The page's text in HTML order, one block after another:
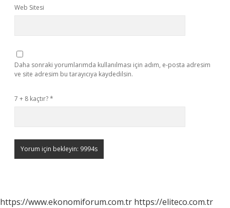
Web Sitesi
Daha sonraki yorumlarımda kullanılması için adım, e-posta adresim
ve site adresim bu tarayıcıya kaydedilsin.
7 + 8 kaçtır?*
https://www.ekonomiforum.com.tr https://eliteco.com.tr